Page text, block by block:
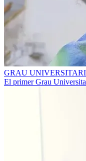
GRAU UNIVERSITARI
El primer Grau